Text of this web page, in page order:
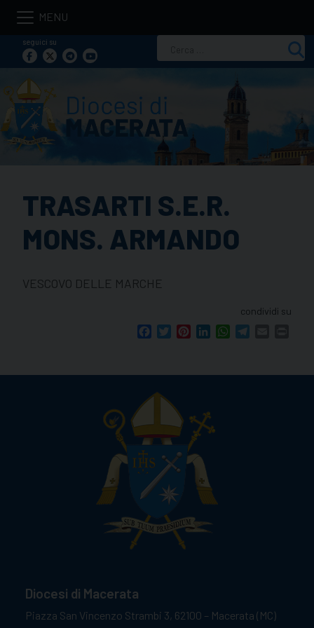
Skip
contentseguici su
per:
TRASARTI S.E.R.
MONS. ARMANDO
VESCOVO DELLE MARCHE
condividi su
FacebookTwitterPinterestLinkedInWhatsApp
Diocesi di Macerata
Piazza San Vincenzo Strambi 3, 62100 – Macerata (MC)